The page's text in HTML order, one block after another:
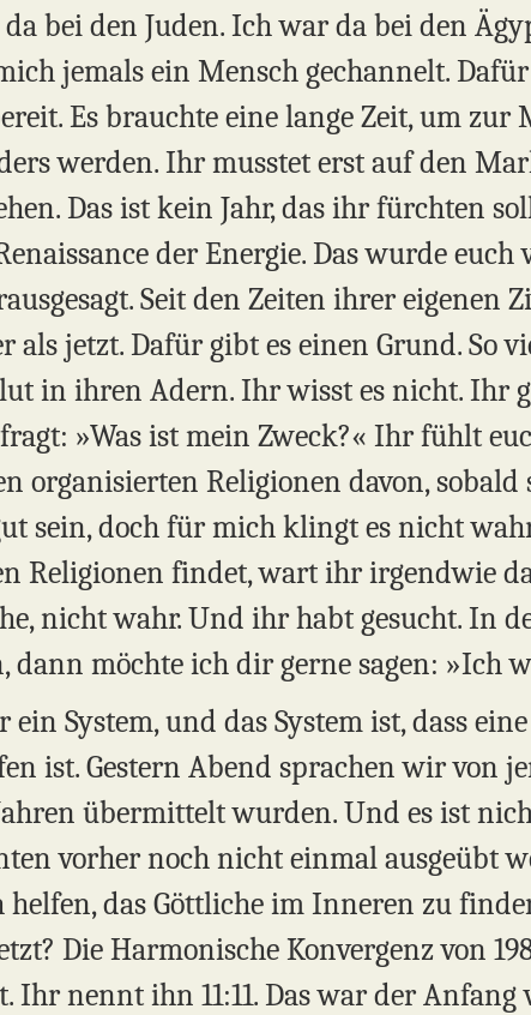
bei den Juden. Ich war da bei den
jemals ein Mensch gechannelt.
Es brauchte eine lange Zeit, um zur
werden. Ihr musstet erst auf den
Das ist kein Jahr, das ihr fürchten
der Energie. Das wurde
Seit den Zeiten ihrer eigenen
als jetzt. Dafür gibt es einen Grund. So
in ihren Adern. Ihr wisst es nicht. Ihr
»Was ist mein Zweck?« Ihr fühlt
organisierten Religionen davon, sobald
sein, doch für mich klingt es nicht
Religionen findet, wart ihr irgendwie
nicht wahr. Und ihr habt gesucht. In
dann möchte ich dir gerne sagen: »Ich
ein System, und das System ist, dass
ist. Gestern Abend sprachen wir von
übermittelt wurden. Und es ist
vorher noch nicht einmal ausgeübt
helfen, das Göttliche im Inneren zu
Die Harmonische Konvergenz von
nennt ihn 11:11. Das war der Anfang